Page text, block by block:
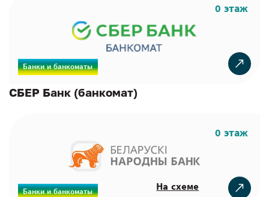
Банки и банкоматы
0 этаж
СБЕР Банк (банкомат)
Банки и банкоматы
0 этаж
На схеме